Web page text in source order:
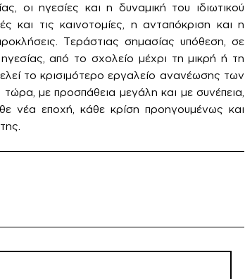
οι ηγεσίες και η δυναμική του ιδιωτικού
και τις καινοτομίες, η ανταπόκριση και η
Τεράστιας σημασίας υπόθεση, σε
από το σχολείο μέχρι τη μικρή ή τη
το κρισιμότερο εργαλείο ανανέωσης των
με προσπάθεια μεγάλη και με συνέπεια,
νέα εποχή, κάθε κρίση προηγουμένως και